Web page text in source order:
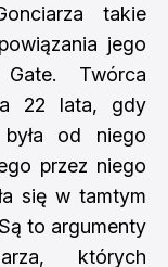
takie
jego
Twórca
22 lata, gdy
od niego
przez niego
się w tamtym
to argumenty
których